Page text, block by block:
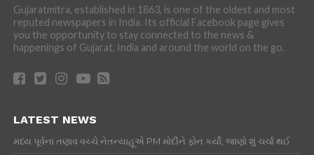
Gujaratmitra, established in 1863, is one of the oldest and most
reputed newspapers in India. Its official Facebook page gives
you the opportunity to stay connected to the news &
happenings of Gujarat, India and around the world on the go.
LATEST NEWS
મધ્ય પૂર્વના તણાવ વચ્ચે નેતન્યાહૂએ PM મોદીને ફોન કર્યો, જાણો શું ચર્ચા થઈ